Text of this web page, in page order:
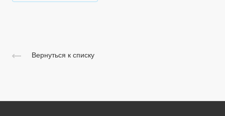
Вернуться к списку